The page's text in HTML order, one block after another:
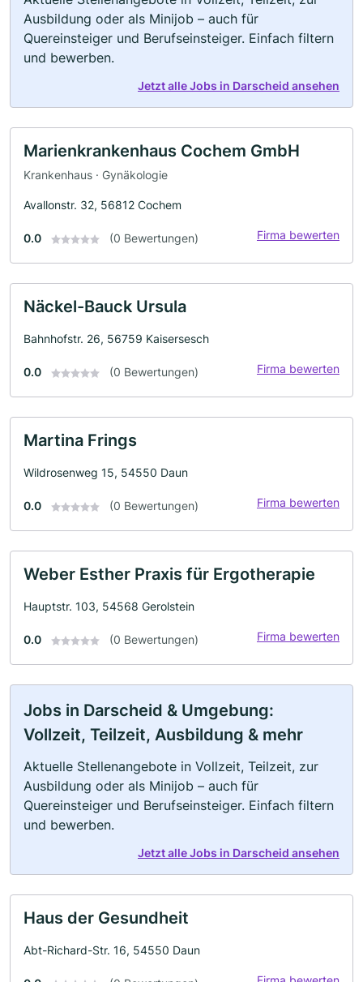
Ausbildung oder als Minijob – auch für
Quereinsteiger und Berufseinsteiger. Einfach filtern
und bewerben.
Jetzt alle Jobs in Darscheid ansehen
Marienkrankenhaus Cochem GmbH
Krankenhaus · Gynäkologie
Avallonstr. 32, 56812 Cochem
0.0 (0 Bewertungen) Firma bewerten
Näckel-Bauck Ursula
Bahnhofstr. 26, 56759 Kaisersesch
0.0 (0 Bewertungen) Firma bewerten
Martina Frings
Wildrosenweg 15, 54550 Daun
0.0 (0 Bewertungen) Firma bewerten
Weber Esther Praxis für Ergotherapie
Hauptstr. 103, 54568 Gerolstein
0.0 (0 Bewertungen) Firma bewerten
Jobs in Darscheid & Umgebung:
Vollzeit, Teilzeit, Ausbildung & mehr
Aktuelle Stellenangebote in Vollzeit, Teilzeit, zur
Ausbildung oder als Minijob – auch für
Quereinsteiger und Berufseinsteiger. Einfach filtern
und bewerben.
Jetzt alle Jobs in Darscheid ansehen
Haus der Gesundheit
Abt-Richard-Str. 16, 54550 Daun